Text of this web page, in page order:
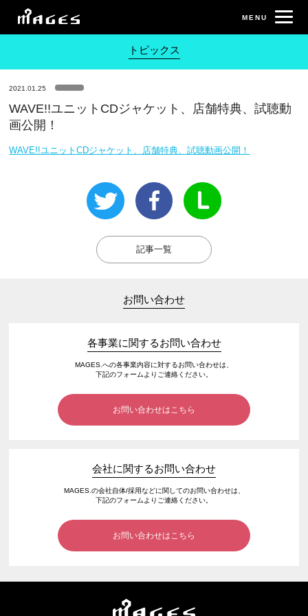
トピックス
2021.01.25
WAVE!!ユニットCDジャケット、店舗特典、試聴動
画公開！
WAVE!!ユニットCDジャケット、店舗特典、試聴動画公開！
記事一覧
お問い合わせ
各事業に関するお問い合わせ
MAGES.への各事業内容に対するお問い合わせは、
下記のフォームよりご連絡ください。
お問い合わせはこちら
会社に関するお問い合わせ
MAGES.の会社自体/採用などに関してのお問い合わせは、
下記のフォームよりご連絡ください。
お問い合わせはこちら